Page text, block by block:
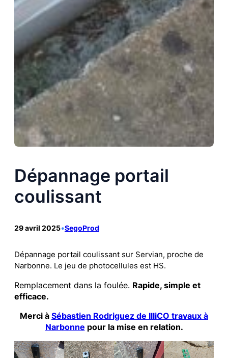
Dépannage portail
coulissant
29 avril 2025•SegoProd
Dépannage portail coulissant sur Servian, proche de
Narbonne. Le jeu de photocellules est HS.
Remplacement dans la foulée. Rapide, simple et
efficace.
Merci à Sébastien Rodriguez de IlliCO travaux à
Narbonne pour la mise en relation.